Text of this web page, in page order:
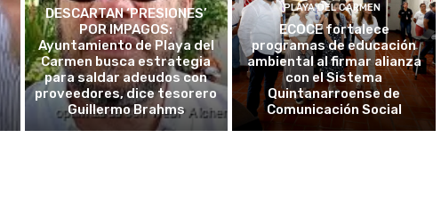
DESCARTAN ‘PRESIONES’
POR IMPAGOS:
Ayuntamiento de Playa del
Carmen busca estrategia
para saldar adeudos con
proveedores, dice tesorero
Guillermo Brahms
PLAYA DEL CARMEN
ECOCE fortalece
programas de educación
ambiental al firmar alianza
con el Sistema
Quintanarroense de
Comunicación Social